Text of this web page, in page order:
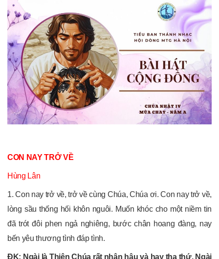
CON NAY TRỞ VỀ
Hùng Lân
1. Con nay trở về, trở về cùng Chúa, Chúa ơi. Con nay trở về,
lòng sầu thống hối khôn nguôi. Muốn khóc cho một niềm tin
đã trót đôi phen ngả nghiêng, bước chân hoang đàng, nay
bến yêu thương tình đáp tình.
ĐK: Ngài là Thiên Chúa rất nhân hậu và hay tha thứ. Ngài